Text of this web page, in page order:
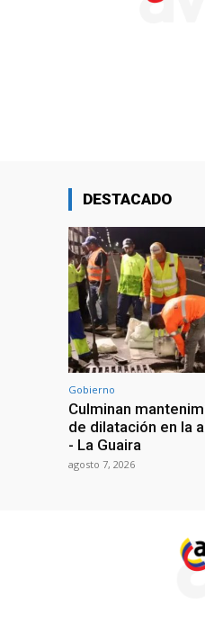
DESTACADO
Gobierno
Culminan
de dilatación en la
- La Guaira
agosto 7, 2026